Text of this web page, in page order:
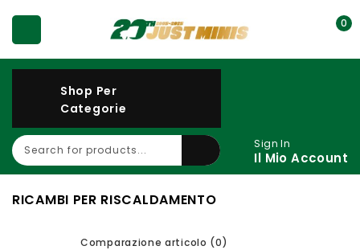
0
Shop Per
Categorie
Sign In
Il Mio Account
RICAMBI PER RISCALDAMENTO
Comparazione articolo (0)